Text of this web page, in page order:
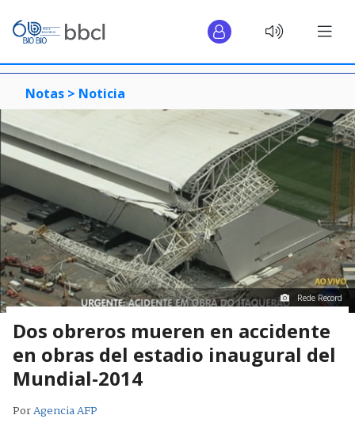
Notas > Noticia
Rede Record
Dos obreros mueren en accidente
en obras del estadio inaugural del
Mundial-2014
PorAgencia AFP